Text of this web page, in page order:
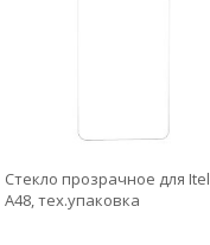
Стекло прозрачное для Itel
A48, тех.упаковка